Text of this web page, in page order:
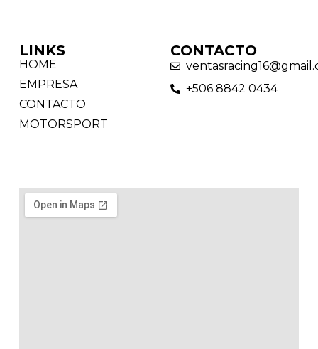
LINKS
HOME
EMPRESA
CONTACTO
MOTORSPORT
CONTACTO
+506 8842 0434